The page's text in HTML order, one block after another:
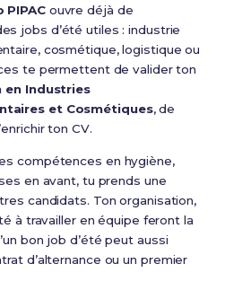
PIPACouvre déjà de
jobs d’été utiles : industrie
cosmétique, logistique ou
te permettent de valider ton
en Industries
et Cosmétiques, de
ton CV.
compétences en hygiène,
en avant, tu prends une
candidats. Ton organisation,
à travailler en équipe feront la
bon job d’été peut aussi
d’alternance ou un premier